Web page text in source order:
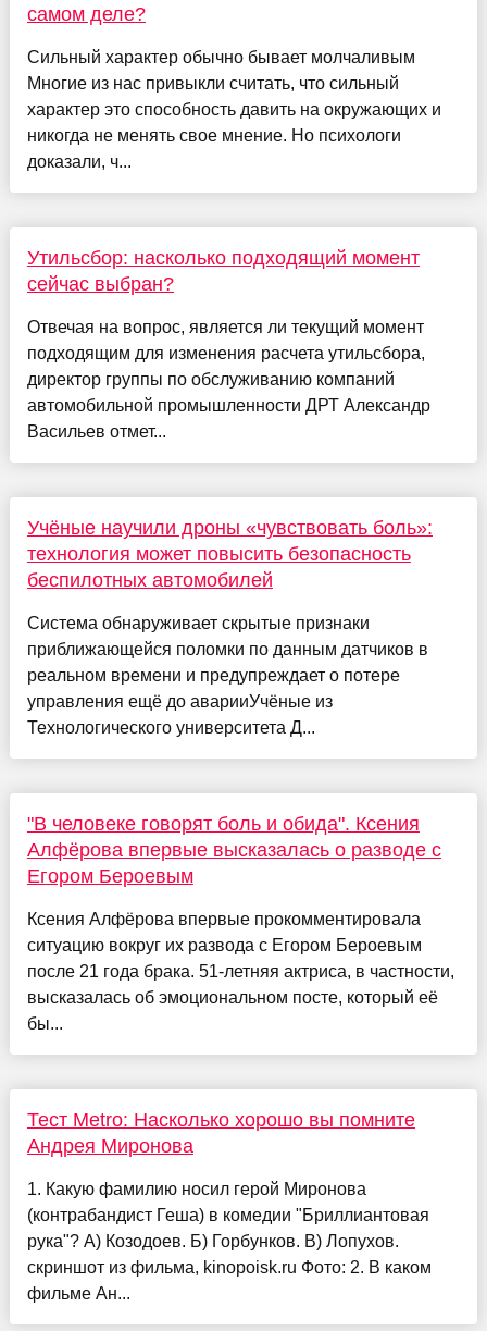
самом деле?
Сильный характер обычно бывает молчаливым
Многие из нас привыкли считать, что сильный
характер это способность давить на окружающих и
никогда не менять свое мнение. Но психологи
доказали, ч...
Утильсбор: насколько подходящий момент
сейчас выбран?
Отвечая на вопрос, является ли текущий момент
подходящим для изменения расчета утильсбора,
директор группы по обслуживанию компаний
автомобильной промышленности ДРТ Александр
Васильев отмет...
Учёные научили дроны «чувствовать боль»:
технология может повысить безопасность
беспилотных автомобилей
Система обнаруживает скрытые признаки
приближающейся поломки по данным датчиков в
реальном времени и предупреждает о потере
управления ещё до аварииУчёные из
Технологического университета Д...
"В человеке говорят боль и обида". Ксения
Алфёрова впервые высказалась о разводе с
Егором Бероевым
Ксения Алфёрова впервые прокомментировала
ситуацию вокруг их развода с Егором Бероевым
после 21 года брака. 51-летняя актриса, в частности,
высказалась об эмоциональном посте, который её
бы...
Тест Metro: Насколько хорошо вы помните
Андрея Миронова
1. Какую фамилию носил герой Миронова
(контрабандист Геша) в комедии "Бриллиантовая
рука"? А) Козодоев. Б) Горбунков. В) Лопухов.
скриншот из фильма, kinopoisk.ru Фото: 2. В каком
фильме Ан...